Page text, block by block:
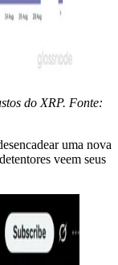
do XRP. Fonte:
uma nova
veem seus